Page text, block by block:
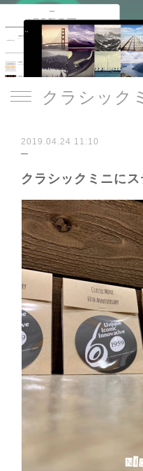
2019.04.24 11:10
クラシックミニに